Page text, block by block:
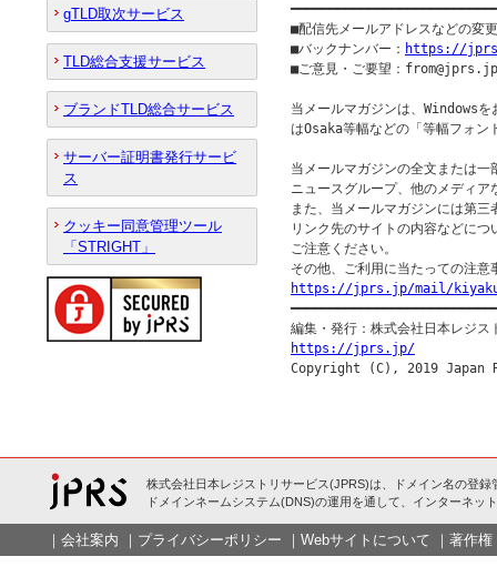
■配信先メールアドレスなどの変
■バックナンバー： https://
■ご意見・ご要望：from@jprs.jp
当メールマガジンは、Windowsを
はOsaka等幅などの「等幅フォン
当メールマガジンの全文または一
ニュースグループ、他のメディ
また、当メールマガジンには第
リンク先のサイトの内容などに
ご注意ください。
https://jprs.jp/mail/
https://jprs.jp/
Copyright (C), 2019
gTLD取次サービス
TLD総合支援サービス
ブランドTLD総合サービス
サーバー証明書発行サービ
ス
クッキー同意管理ツール
「STRIGHT」
株式会社日本レジストリサービス(JPRS)は、ドメイン名の登録
ドメインネームシステム(DNS)の運用を通して、インターネッ
｜ 会社案内 ｜ プライバシーポリシー ｜ Webサイトについて ｜ 著作権